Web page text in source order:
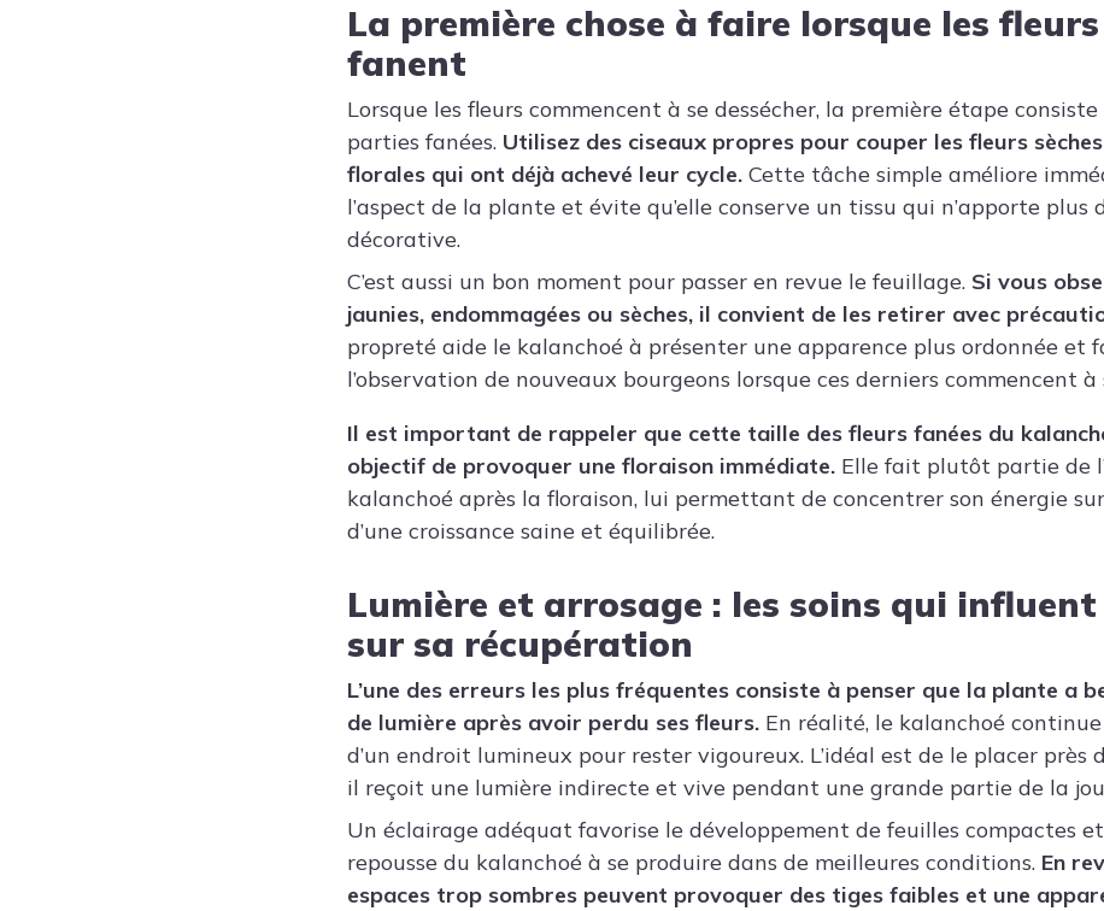
La première chose à faire lorsque les fleurs
fanent
Lorsque les fleurs commencent à se dessécher, la première étape
parties fanées. Utilisez des ciseaux propres pour couper les fleurs
florales qui ont déjà achevé leur cycle. Cette tâche simple améliore
l’aspect de la plante et évite qu’elle conserve un tissu qui n’apporte plus
décorative.
C’est aussi un bon moment pour passer en revue le feuillage. Si vous
jaunies, endommagées ou sèches, il convient de les retirer avec
propreté aide le kalanchoé à présenter une apparence plus ordonnée et
l’observation de nouveaux bourgeons lorsque ces derniers commencent à
Il est important de rappeler que cette taille des fleurs fanées du
objectif de provoquer une floraison immédiate. Elle fait plutôt partie de
kalanchoé après la floraison, lui permettant de concentrer son énergie
d’une croissance saine et équilibrée.
Lumière et arrosage : les soins qui
sur sa récupération
L’une des erreurs les plus fréquentes consiste à penser que la plante a
de lumière après avoir perdu ses fleurs. En réalité, le kalanchoé continue
d’un endroit lumineux pour rester vigoureux. L’idéal est de le placer près
il reçoit une lumière indirecte et vive pendant une grande partie de la
Un éclairage adéquat favorise le développement de feuilles compactes
repousse du kalanchoé à se produire dans de meilleures conditions. En
espaces trop sombres peuvent provoquer des tiges faibles et une